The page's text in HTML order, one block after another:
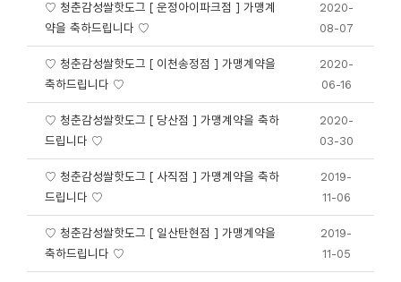
♡ 청춘감성쌀핫도그 [ 운정아이파크점 ] 가맹계
약을 축하드립니다 ♡
2020-
08-07
♡ 청춘감성쌀핫도그 [ 이천송정점 ] 가맹계약을
축하드립니다 ♡
2020-
06-16
♡ 청춘감성쌀핫도그 [ 당산점 ] 가맹계약을 축하
드립니다 ♡
2020-
03-30
♡ 청춘감성쌀핫도그 [ 사직점 ] 가맹계약을 축하
드립니다 ♡
2019-
11-06
♡ 청춘감성쌀핫도그 [ 일산탄현점 ] 가맹계약을
축하드립니다 ♡
2019-
11-05